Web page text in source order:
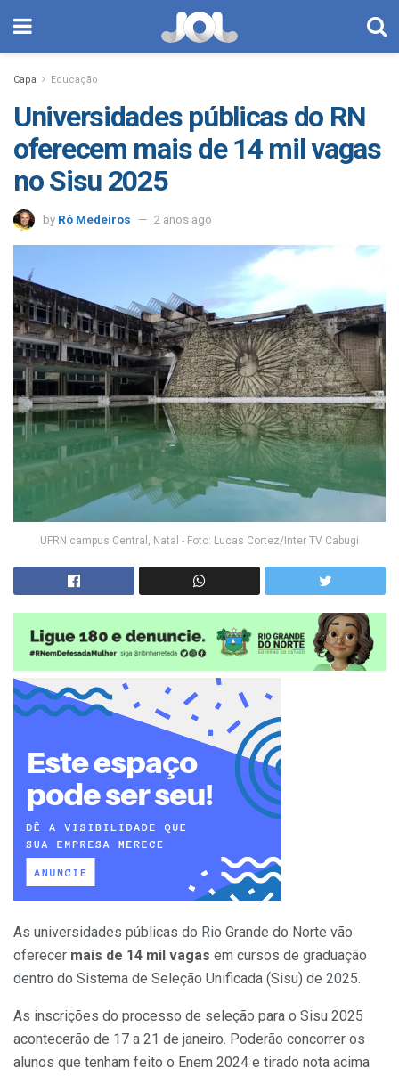
Capa Educação
Universidades públicas do RN
oferecem mais de 14 mil vagas
no Sisu 2025
by Rô Medeiros 2 anos ago
UFRN campus Central, Natal - Foto: Lucas Cortez/Inter TV Cabugi
As universidades públicas do Rio Grande do Norte vão
oferecer mais de 14 mil vagas em cursos de graduação
dentro do Sistema de Seleção Unificada (Sisu) de 2025.
As inscrições do processo de seleção para o Sisu 2025
acontecerão de 17 a 21 de janeiro. Poderão concorrer os
alunos que tenham feito o Enem 2024 e tirado nota acima